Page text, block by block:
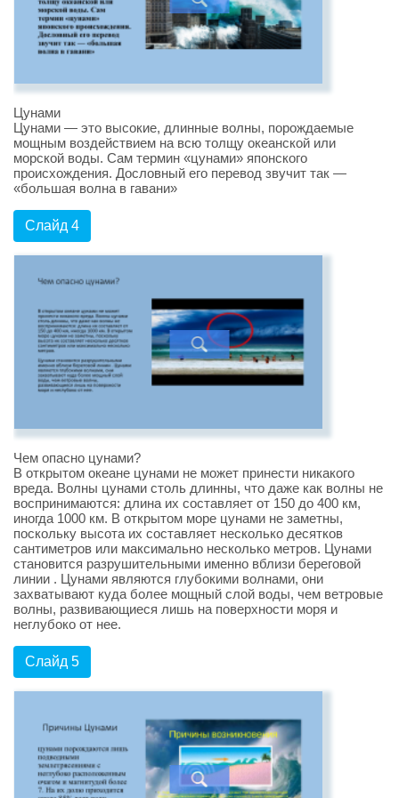
Цунами
Цунами — это высокие, длинные волны, порождаемые
мощным воздействием на всю толщу океанской или
морской воды. Сам термин «цунами» японского
происхождения. Дословный его перевод звучит так —
«большая волна в гавани»
Слайд 4
Чем опасно цунами?
В открытом океане цунами не может принести никакого
вреда. Волны цунами столь длинны, что даже как волны не
воспринимаются: длина их составляет от 150 до 400 км,
иногда 1000 км. В открытом море цунами не заметны,
поскольку высота их составляет несколько десятков
сантиметров или максимально несколько метров. Цунами
становится разрушительными именно вблизи береговой
линии . Цунами являются глубокими волнами, они
захватывают куда более мощный слой воды, чем ветровые
волны, развивающиеся лишь на поверхности моря и
неглубоко от нее.
Слайд 5